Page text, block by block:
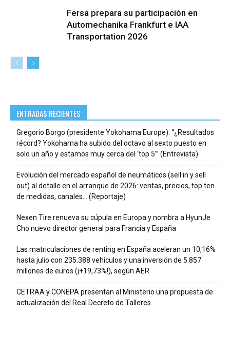
Fersa prepara su participación en
Automechanika Frankfurt e IAA
Transportation 2026
ENTRADAS RECIENTES
Gregorio Borgo (presidente Yokohama Europe): “¿Resultados
récord? Yokohama ha subido del octavo al sexto puesto en
solo un año y estamos muy cerca del ‘top 5’” (Entrevista)
Evolución del mercado español de neumáticos (sell in y sell
out) al detalle en el arranque de 2026: ventas, precios, top ten
de medidas, canales… (Reportaje)
Nexen Tire renueva su cúpula en Europa y nombra a HyunJe
Cho nuevo director general para Francia y España
Las matriculaciones de renting en España aceleran un 10,16%
hasta julio con 235.388 vehículos y una inversión de 5.857
millones de euros (¡+19,73%!), según AER
CETRAA y CONEPA presentan al Ministerio una propuesta de
actualización del Real Decreto de Talleres